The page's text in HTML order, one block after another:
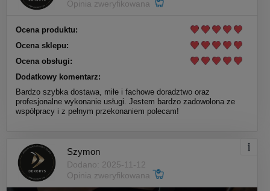
Opinia zweryfikowana
Ocena produktu:
Ocena sklepu:
Ocena obsługi:
Dodatkowy komentarz:
Bardzo szybka dostawa, miłe i fachowe doradztwo oraz
profesjonalne wykonanie usługi. Jestem bardzo zadowolona ze
współpracy i z pełnym przekonaniem polecam!
Szymon
Dodano: 2025-11-12
Opinia zweryfikowana